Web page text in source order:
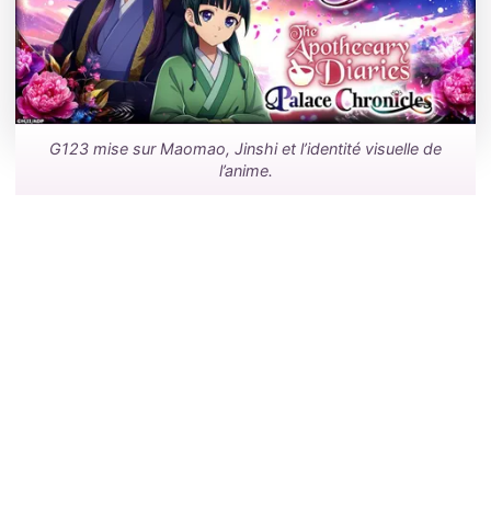
G123 mise sur Maomao, Jinshi et l’identité visuelle de
l’anime.